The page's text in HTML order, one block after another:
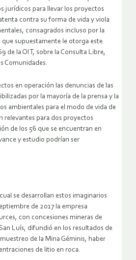
jurídicos para llevar los proyectos
contra su forma de vida y viola
consagrados incluso por la
supuestamente le otorga este
de la OIT, sobre la Consulta Libre,
Comunidades.
en operación las denuncias de las
por la mayoría de la prensa y la
ambientales para el modo de vida de
relevantes para dos proyectos
de los 56 que se encuentran en
y estudio podrían ser
se desarrollan estos imaginarios
de 2017 la empresa
con concesiones mineras de
Luís, difundió en los resultados de
de la Mina Géminis, haber
de litio en roca.